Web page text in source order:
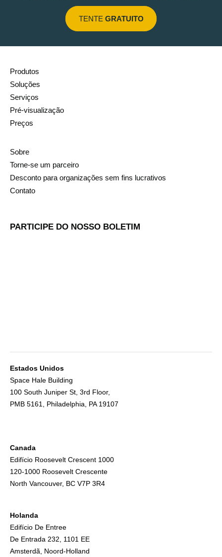
TENTE GRATUITO
Produtos
Soluções
Serviços
Pré-visualização
Preços
Sobre
Torne-se um parceiro
Desconto para organizações sem fins lucrativos
Contato
PARTICIPE DO NOSSO BOLETIM
Estados Unidos
Space Hale Building
100 South Juniper St, 3rd Floor,
PMB 5161, Philadelphia, PA 19107
Canada
Edifício Roosevelt Crescent 1000
120-1000 Roosevelt Crescente
North Vancouver, BC V7P 3R4
Holanda
Edifício De Entree
De Entrada 232, 1101 EE
Amsterdã, Noord-Holland